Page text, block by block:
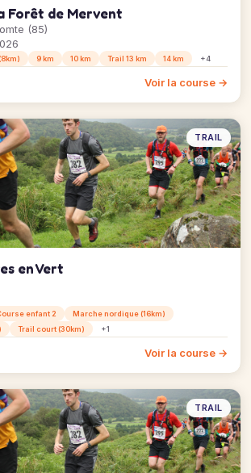
Forêt de Mervent
(85)
9 km 10 km Trail 13 km 14 km +4
Voir la course →
TRAIL
en Vert
enfant 2
Marche nordique (16km)
Trail court (30km) +1
Voir la course →
TRAIL